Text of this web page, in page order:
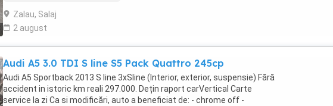
Zalau, Salaj
2 august
Audi A5 3.0 TDI S line S5 Pack Quattro 245cp
Audi A5 Sportback 2013 S line 3xSline (Interior, exterior, suspensie) Fără
accident in istoric km reali 297.000. Dețin raport carVertical Carte
service la zi Ca si modificări, auto a beneficiat de: - chrome off -